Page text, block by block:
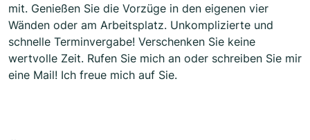
mit. Genießen Sie die Vorzüge in den eigenen vier
Wänden oder am Arbeitsplatz. Unkomplizierte und
schnelle Terminvergabe! Verschenken Sie keine
wertvolle Zeit. Rufen Sie mich an oder schreiben Sie mir
eine Mail! Ich freue mich auf Sie.